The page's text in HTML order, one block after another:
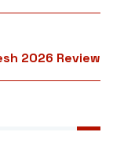
2026 Review